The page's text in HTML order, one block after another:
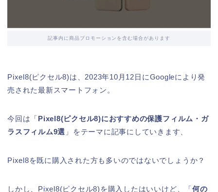
記事内に商品プロモーションを含む場合があります
Pixel8(ピクセル8)は、2023年10月12日にGoogleにより発
売された最新スマートフォン。
今回は「Pixel8(ピクセル8)におすすめの保護フィルム・ガ
ラスフィルム9選 」をテーマに記事にしていきます、
Pixel8を既に購入された方も多いのではないでしょうか？
しかし、Pixel8(ピクセル8)を購入したはいいけど、「何の